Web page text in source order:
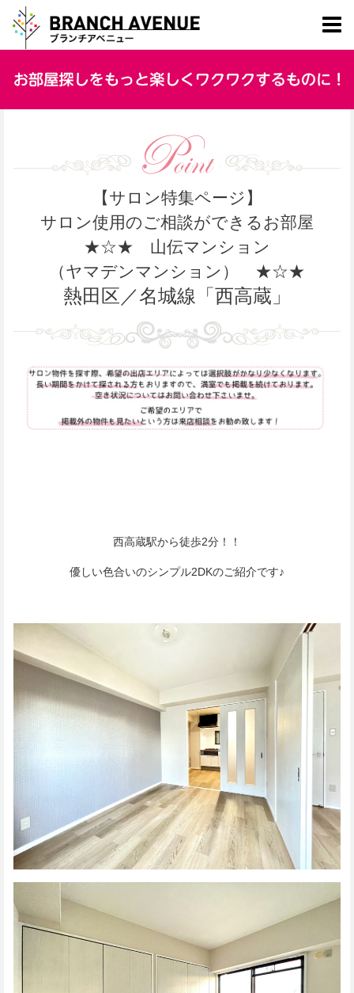
【サロン特集ページ】
サロン使用のご相談ができるお部屋
★☆★ 山伝マンション
（ヤマデンマンション） ★☆★
熱田区／名城線「西高蔵」
西高蔵駅から徒歩2分！！
優しい色合いのシンプル2DKのご紹介です♪